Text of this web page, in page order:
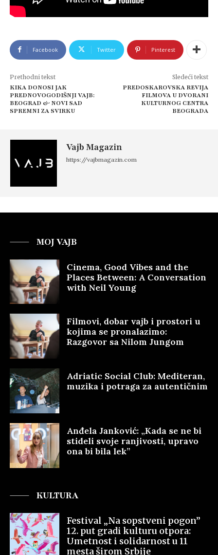
Facebook Twitter Pinterest
Prethodni tekst
KIKA DONOSI JAK
PREDNOVOGODIŠNJI VAJB:
BEOGRAD & NOVI SAD
SPREMNI ZA SVIRKU
Sledeći tekst
PREDOSKAROVSKA REVIJA
FILMOVA U DVORANI
KULTURNOG CENTRA
BEOGRADA
Vajb Magazin
https://vajbmagazin.com
MOJ VAJB
Cinema, Good Vibes and the
Places Between: A Conversation
with Neil Young
Filmovi, dobar vajb i prostori u
kojima se pronalazimo:
Razgovor sa Nilom Jungom
Adriatic Social Club: Mediteran,
muzika i potraga za autentičnim
Anđela Janković: „Kada se ne bi
stideli svoje ranjivosti, upravo
ona bi bila lek”
KULTURA
Festival „Na sopstveni pogon”
12. put gradi kulturu otpora:
Umetnost i solidarnost u 11
mesta širom Srbije